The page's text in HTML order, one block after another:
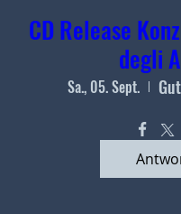
CD Release
degli
Sa., 05. Sept.